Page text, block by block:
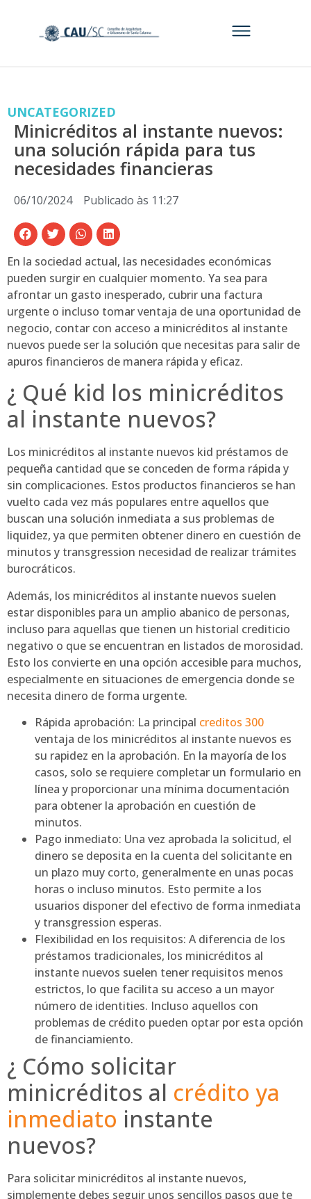
UNCATEGORIZED
Minicréditos al instante nuevos:
una solución rápida para tus
necesidades financieras
06/10/2024 Publicado às 11:27
En la sociedad actual, las necesidades económicas
pueden surgir en cualquier momento. Ya sea para
afrontar un gasto inesperado, cubrir una factura
urgente o incluso tomar ventaja de una oportunidad de
negocio, contar con acceso a minicréditos al instante
nuevos puede ser la solución que necesitas para salir de
apuros financieros de manera rápida y eficaz.
¿ Qué kid los minicréditos
al instante nuevos?
Los minicréditos al instante nuevos kid préstamos de
pequeña cantidad que se conceden de forma rápida y
sin complicaciones. Estos productos financieros se han
vuelto cada vez más populares entre aquellos que
buscan una solución inmediata a sus problemas de
liquidez, ya que permiten obtener dinero en cuestión de
minutos y transgression necesidad de realizar trámites
burocráticos.
Además, los minicréditos al instante nuevos suelen
estar disponibles para un amplio abanico de personas,
incluso para aquellas que tienen un historial crediticio
negativo o que se encuentran en listados de morosidad.
Esto los convierte en una opción accesible para muchos,
especialmente en situaciones de emergencia donde se
necesita dinero de forma urgente.
Rápida aprobación: La principal creditos 300
ventaja de los minicréditos al instante nuevos es
su rapidez en la aprobación. En la mayoría de los
casos, solo se requiere completar un formulario en
línea y proporcionar una mínima documentación
para obtener la aprobación en cuestión de
minutos.
Pago inmediato: Una vez aprobada la solicitud, el
dinero se deposita en la cuenta del solicitante en
un plazo muy corto, generalmente en unas pocas
horas o incluso minutos. Esto permite a los
usuarios disponer del efectivo de forma inmediata
y transgression esperas.
Flexibilidad en los requisitos: A diferencia de los
préstamos tradicionales, los minicréditos al
instante nuevos suelen tener requisitos menos
estrictos, lo que facilita su acceso a un mayor
número de identities. Incluso aquellos con
problemas de crédito pueden optar por esta opción
de financiamiento.
¿ Cómo solicitar
minicréditos al crédito ya
inmediato instante
nuevos?
Para solicitar minicréditos al instante nuevos,
simplemente debes seguir unos sencillos pasos que te